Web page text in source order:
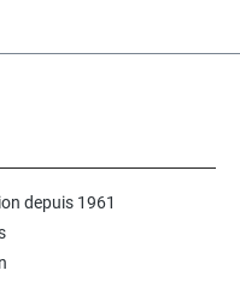
depuis 1961